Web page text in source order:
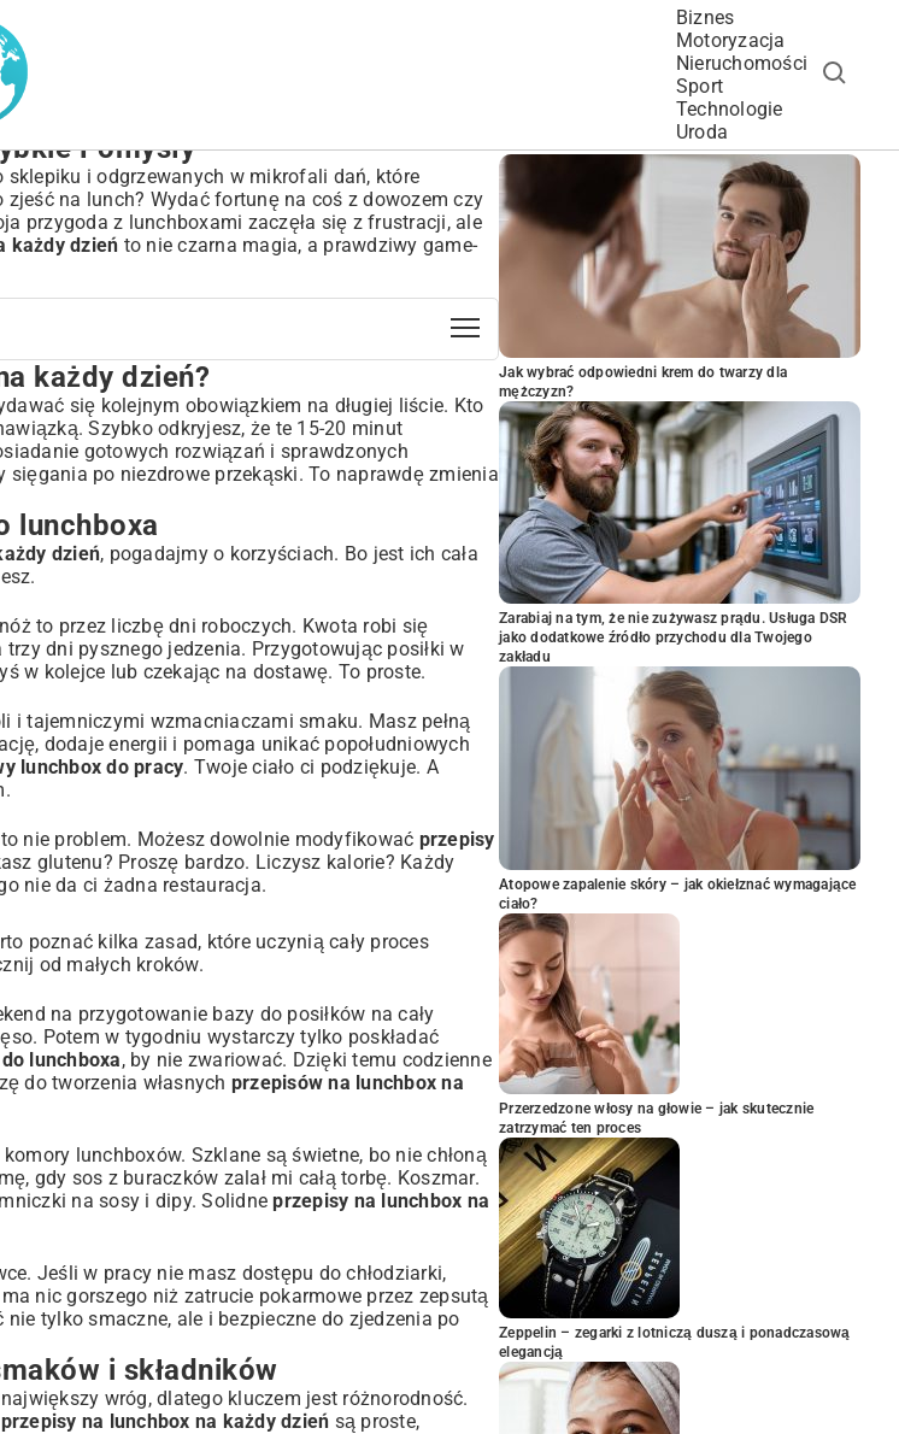
Biznes
Motoryzacja
Nieruchomości
Sport
Technologie
Uroda
Pomysły
sklepiku i odgrzewanych w mikrofali dań, które
na lunch? Wydać fortunę na coś z dowozem czy
przygoda z lunchboxami zaczęła się z frustracji, ale
każdy dzień to nie czarna magia, a prawdziwy game-
każdy dzień?
się kolejnym obowiązkiem na długiej liście. Kto
Szybko odkryjesz, że te 15-20 minut
gotowych rozwiązań i sprawdzonych
po niezdrowe przekąski. To naprawdę zmienia
lunchboxa
dzień, pogadajmy o korzyściach. Bo jest ich cała
to przez liczbę dni roboczych. Kwota robi się
dni pysznego jedzenia. Przygotowując posiłki w
w kolejce lub czekając na dostawę. To proste.
i tajemniczymi wzmacniaczami smaku. Masz pełną
dodaje energii i pomaga unikać popołudniowych
lunchbox do pracy. Twoje ciało ci podziękuje. A
nie problem. Możesz dowolnie modyfikować przepisy
glutenu? Proszę bardzo. Liczysz kalorie? Każdy
nie da ci żadna restauracja.
poznać kilka zasad, które uczynią cały proces
od małych kroków.
na przygotowanie bazy do posiłków na cały
Potem w tygodniu wystarczy tylko poskładać
lunchboxa, by nie zwariować. Dzięki temu codzienne
do tworzenia własnych przepisów na lunchbox na
lunchboxów. Szklane są świetne, bo nie chłoną
gdy sos z buraczków zalał mi całą torbę. Koszmar.
na sosy i dipy. Solidneprzepisy na lunchbox na
Jeśli w pracy nie masz dostępu do chłodziarki,
nic gorszego niż zatrucie pokarmowe przez zepsutą
nie tylko smaczne, ale i bezpieczne do zjedzenia po
i składników
wróg, dlatego kluczem jest różnorodność.
przepisy na lunchbox na każdy dzień są proste,
POPULARNE ARTYKUŁY
Jak wybrać odpowiedni krem do twarzy dla
mężczyzn?
Zarabiaj na tym, że nie zużywasz prądu. Usługa DSR
jako dodatkowe źródło przychodu dla Twojego
zakładu
Atopowe zapalenie skóry – jak okiełznać wymagające
ciało?
Przerzedzone włosy na głowie – jak skutecznie
zatrzymać ten proces
Zeppelin – zegarki z lotniczą duszą i ponadczasową
elegancją